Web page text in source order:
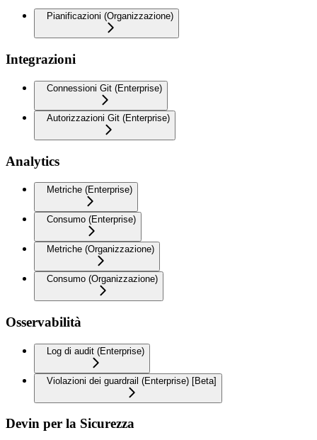
Pianificazioni (Organizzazione)
Integrazioni
Connessioni Git (Enterprise)
Autorizzazioni Git (Enterprise)
Analytics
Metriche (Enterprise)
Consumo (Enterprise)
Metriche (Organizzazione)
Consumo (Organizzazione)
Osservabilità
Log di audit (Enterprise)
Violazioni dei guardrail (Enterprise) [Beta]
Devin per la Sicurezza